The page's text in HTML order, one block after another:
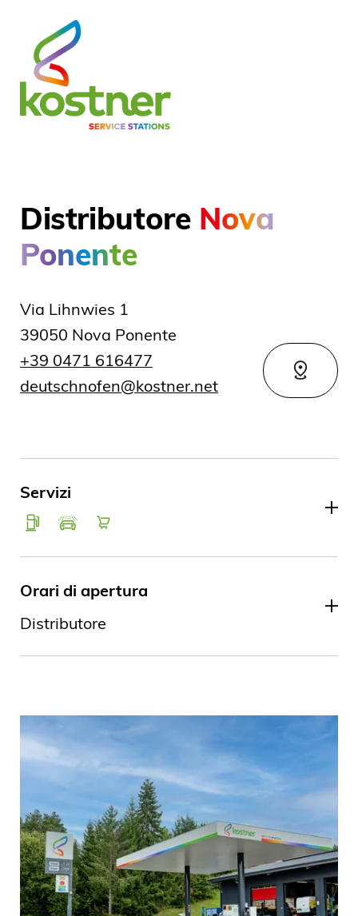
Distributore Nova
Ponente
Via Lihnwies 1
39050 Nova Ponente
+39 0471 616477
deutschnofen@kostner.net
Servizi
Orari di apertura
Distributore